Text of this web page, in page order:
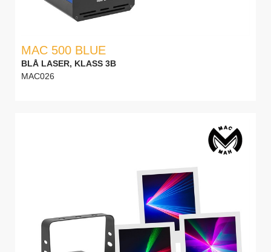
MAC 500 BLUE
BLÅ LASER, KLASS 3B
MAC026